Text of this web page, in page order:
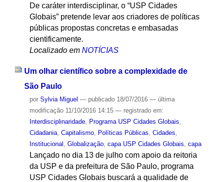
De caráter interdisciplinar, o “USP Cidades
Globais” pretende levar aos criadores de políticas
públicas propostas concretas e embasadas
cientificamente.
Localizado em NOTÍCIAS
Um olhar científico sobre a complexidade de
São Paulo
por Sylvia Miguel — publicado18/07/2016 — última
modificação11/10/2016 14:15 — registrado em:
Interdisciplinaridade, Programa USP Cidades Globais,
Cidadania, Capitalismo, Políticas Públicas, Cidades,
Institucional , Globalização, capa USP Cidades Globais, capa
Lançado no dia 13 de julho com apoio da reitoria
da USP e da prefeitura de São Paulo, programa
USP Cidades Globais buscará a qualidade de